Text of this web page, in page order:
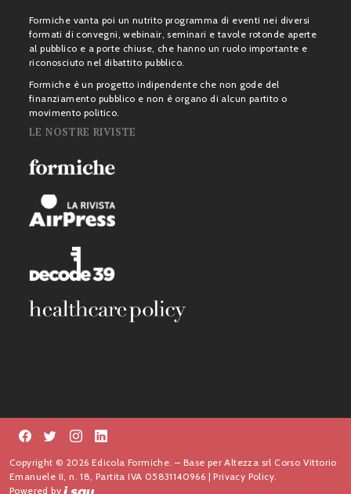
Formiche vanta poi un nutrito programma di eventi nei diversi
formati di convegni, webinair, seminari e tavole rotonde aperte
al pubblico e a porte chiuse, che hanno un ruolo importante e
riconosciuto nel dibattito pubblico.
Formiche è un progetto indipendente che non gode del
finanziamento pubblico e non è organo di alcun partito o
movimento politico.
LE NOSTRE RIVISTE
Copyright © 2026 Edicola Formiche. – Base per Altezza srl Corso Vittorio
Emanuele II, n. 18, Partita IVA 05831140966 |Privacy Policy.
Powered by